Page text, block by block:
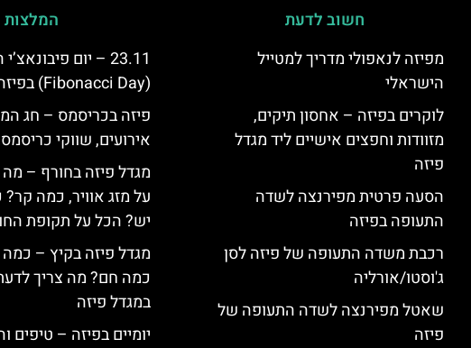
חשוב לדעת
מפיזה לנאפולי מדריך למטייל
הישראלי
לוקרים בפיזה – אחסון תיקים,
מזוודות וחפצים אישיים ליד מגדל
פיזה
הסעה פרטית מפירנצה לשדה
התעופה בפיזה
רכבת משדה התעופה של פיזה לסן
ג'וסטו/אורליה
שאטל מפירנצה לשדה התעופה של
פיזה
המלצות
23.11 – יום
(Fibonacci Day) בפיזה
פיזה בכריסמס – חג
אירועים, שווקי
מגדל פיזה בחורף –
על מזג אוויר, כמה
יש? הכל על תקופת
מגדל פיזה בקיץ –
כמה חם? מה צריך
במגדל פיזה
יומיים בפיזה – טיפים